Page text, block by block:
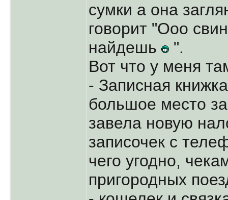
сумки а она
говорит "Ооо
найдешь
".
Вот что у меня
- Записная
большое место
завела новую
записочек с
чего угодно,
пригородных